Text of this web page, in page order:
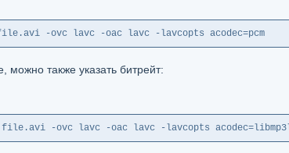
-ovc lavc -oac lavc -lavcopts acodec=pcm
можно также указать битрейт:
-ovc lavc -oac lavc -lavcopts